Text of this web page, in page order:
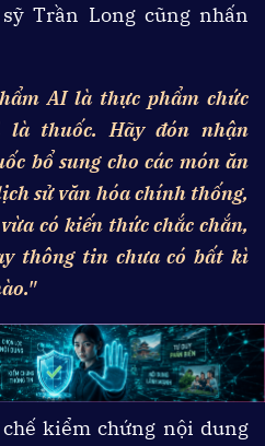
Trần Long cũng nhấn
AI là thực phẩm chức
là thuốc. Hãy đón nhận
bổ sung cho các món ăn
sử văn hóa chính thống,
có kiến thức chắc chắn,
thông tin chưa có bất kì
kiểm chứng nội dung